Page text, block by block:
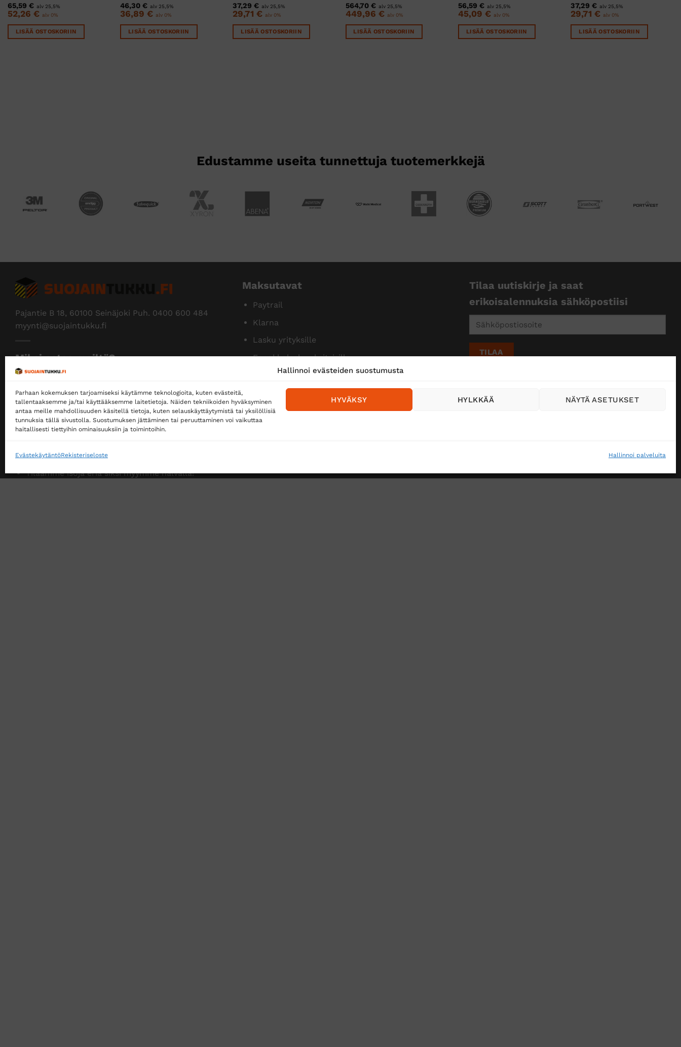
Hallinnoi evästeiden suostumusta
Parhaan kokemuksen tarjoamiseksi käytämme teknologioita, kuten evästeitä,
tallentaaksemme ja/tai käyttääksemme laitetietoja. Näiden tekniikoiden hyväksyminen
antaa meille mahdollisuuden käsitellä tietoja, kuten selauskäyttäytymistä tai yksilöllisiä
tunnuksia tällä sivustolla. Suostumuksen jättäminen tai peruuttaminen voi vaikuttaa
haitallisesti tiettyihin ominaisuuksiin ja toimintoihin.
Hallinnoi palveluita
HYVÄKSY HYLKKÄÄ NÄYTÄ ASETUKSET
EvästekäytäntöRekisteriseloste
65,59 € alv 25,5%
52,26 € alv 0%
LISÄÄ OSTOSKORIIN
46,30€ alv 25,5%
36,89€ alv 0%
LISÄÄ OSTOSKORIIN
37,29€ alv 25,5%
29,71€ alv 0%
LISÄÄ OSTOSKORIIN
564,70 € alv 25,5%
449,96 € alv 0%
LISÄÄ OSTOSKORIIN
56,59€ alv 25,5%
45,09€ alv 0%
LISÄÄ OSTOSKORIIN
37,29€ alv 25,5%
29,71€ alv 0%
LISÄÄ OSTOSKORIIN
Edustamme useita tunnettuja tuotemerkkejä
Pajantie B 18, 60100 Seinäjoki Puh. 0400 600 484
myynti@suojaintukku.fi
Miksi ostaa meiltä?
Ostaminen ei edellytä rekisteröitymistä
Ilmainen toimitus noutopisteeseen yli 200 €
tilauksille!
tilauksille!
Tilaamme isoja eriä siksi myymme halvalla!
Maksutavat
Paytrail
Klarna
Lasku yrityksille
Ennakkolasku yksityisille
Tilaa uutiskirje ja saat
erikoisalennuksia sähköpostiisi